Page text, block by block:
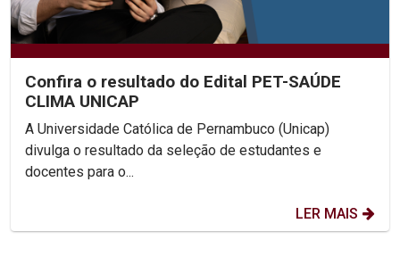
Confira o resultado do Edital PET-SAÚDE
CLIMA UNICAP
A Universidade Católica de Pernambuco (Unicap)
divulga o resultado da seleção de estudantes e
docentes para o...
LER MAIS